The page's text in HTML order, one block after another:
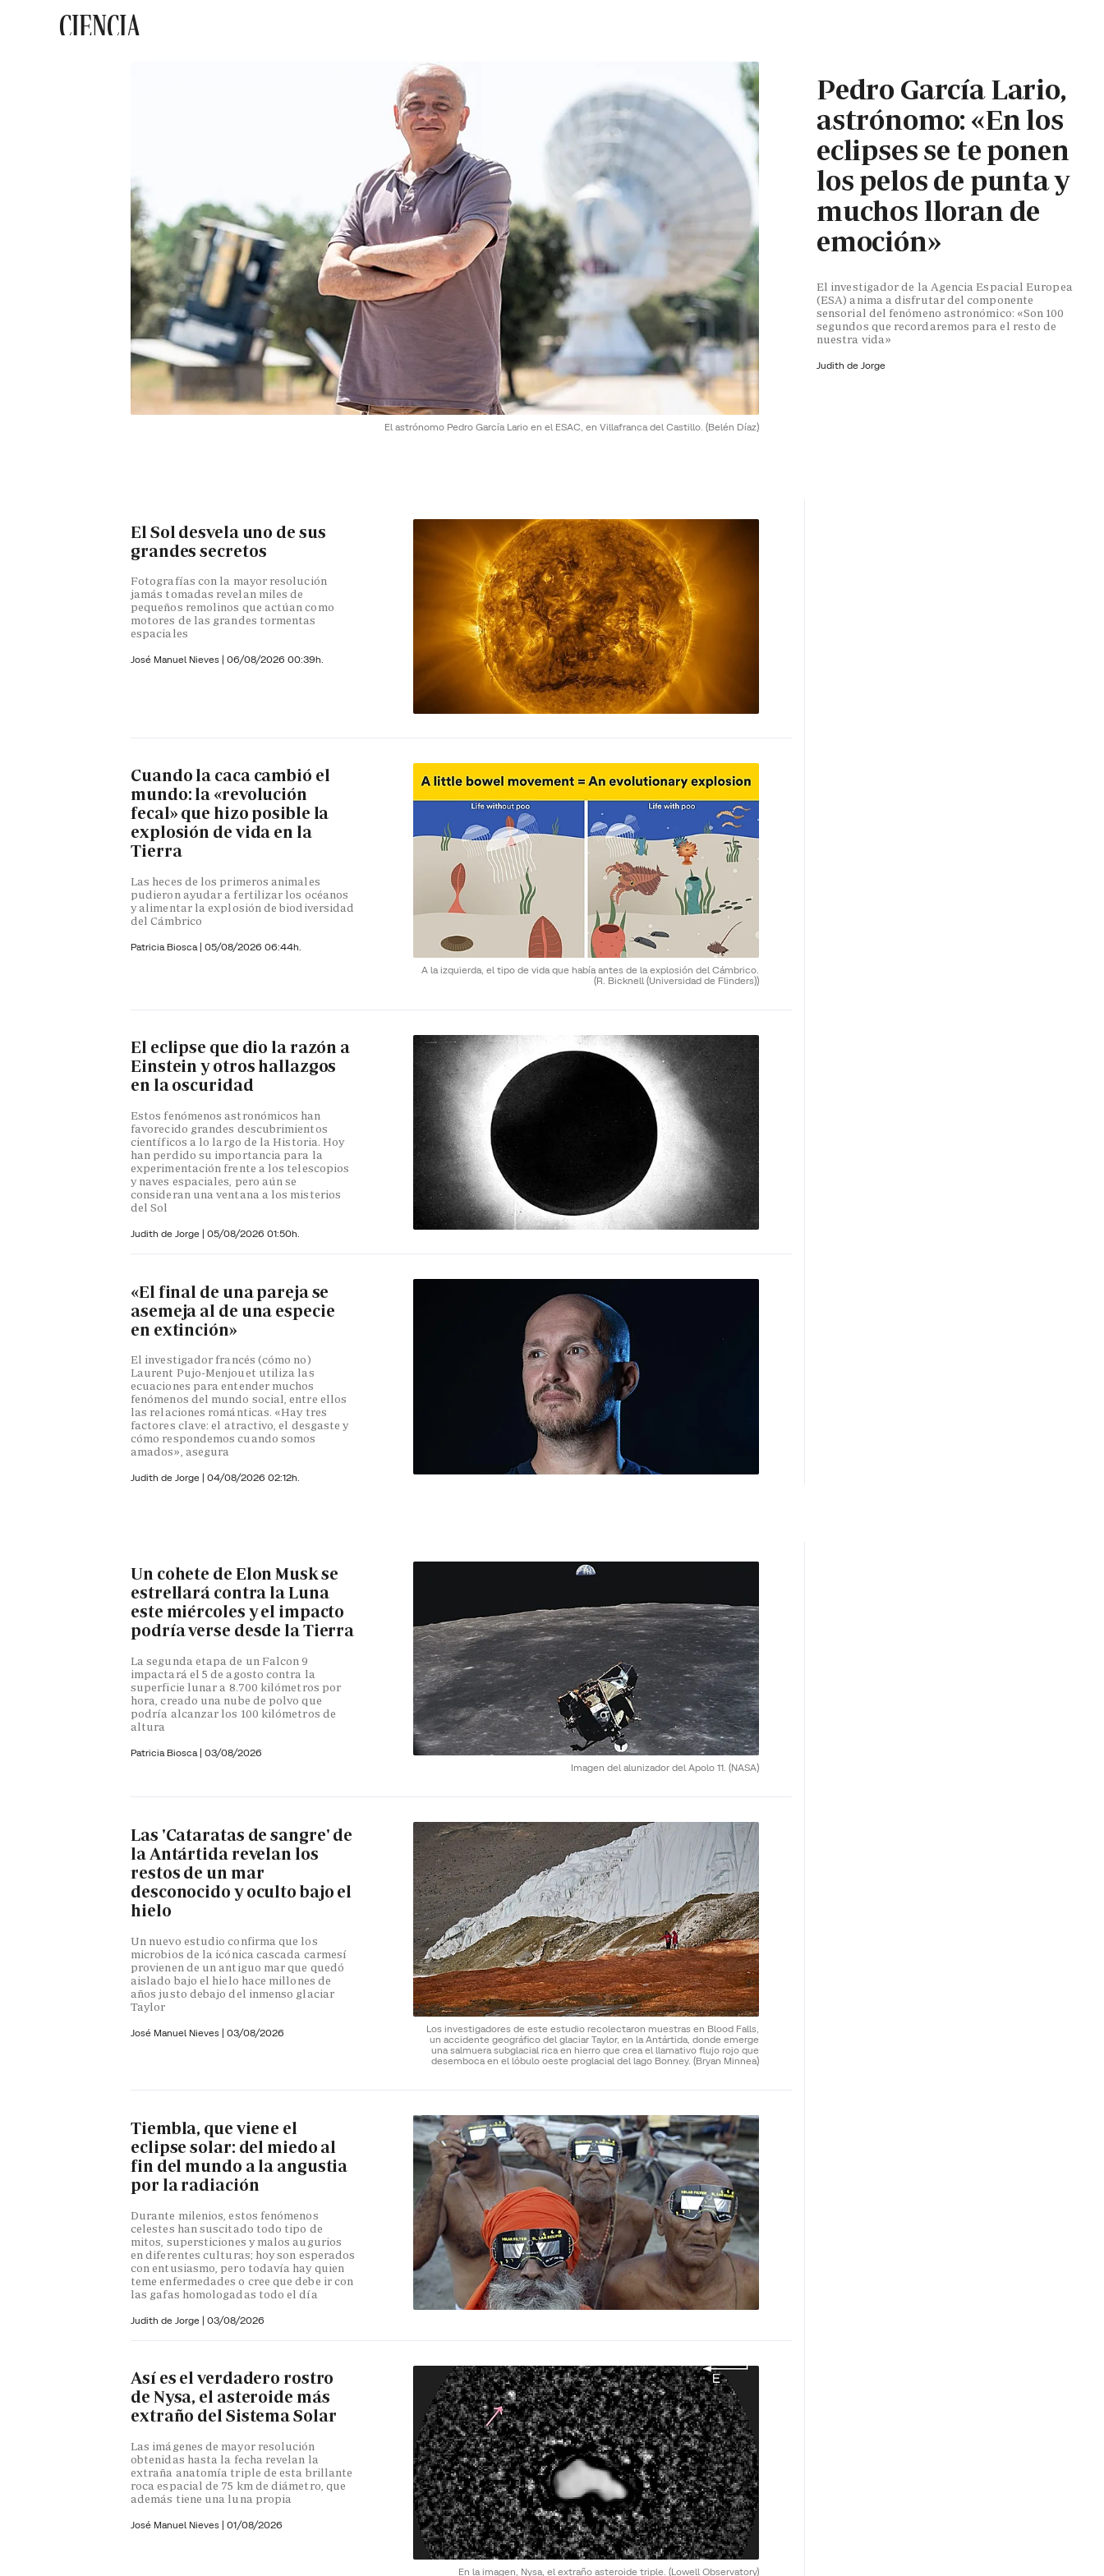
CIENCIA
El astrónomo Pedro García Lario en el ESAC, en Villafranca del Castillo. (Belén Díaz)
Pedro García Lario,
astrónomo: «En los
eclipses se te ponen
los pelos de punta y
muchos lloran de
emoción»
El investigador de la Agencia Espacial Europea
(ESA) anima a disfrutar del componente
sensorial del fenómeno astronómico: «Son 100
segundos que recordaremos para el resto de
nuestra vida»
Judith de Jorge
El Sol desvela uno de sus
grandes secretos
Fotografías con la mayor resolución
jamás tomadas revelan miles de
pequeños remolinos que actúan como
motores de las grandes tormentas
espaciales
José Manuel Nieves | 06/08/2026 00:39h.
A la izquierda, el tipo de vida que había antes de la explosión del Cámbrico.
(R. Bicknell (Universidad de Flinders))
Cuando la caca cambió el
mundo: la «revolución
fecal» que hizo posible la
explosión de vida en la
Tierra
Las heces de los primeros animales
pudieron ayudar a fertilizar los océanos
y alimentar la explosión de biodiversidad
del Cámbrico
Patricia Biosca | 05/08/2026 06:44h.
El eclipse que dio la razón a
Einstein y otros hallazgos
en la oscuridad
Estos fenómenos astronómicos han
favorecido grandes descubrimientos
científicos a lo largo de la Historia. Hoy
han perdido su importancia para la
experimentación frente a los telescopios
y naves espaciales, pero aún se
consideran una ventana a los misterios
del Sol
Judith de Jorge | 05/08/2026 01:50h.
«El final de una pareja se
asemeja al de una especie
en extinción»
El investigador francés (cómo no)
Laurent Pujo-Menjouet utiliza las
ecuaciones para entender muchos
fenómenos del mundo social, entre ellos
las relaciones románticas. «Hay tres
factores clave: el atractivo, el desgaste y
cómo respondemos cuando somos
amados», asegura
Judith de Jorge | 04/08/2026 02:12h.
Imagen del alunizador del Apolo 11. (NASA)
Un cohete de Elon Musk se
estrellará contra la Luna
este miércoles y el impacto
podría verse desde la Tierra
La segunda etapa de un Falcon 9
impactará el 5 de agosto contra la
superficie lunar a 8.700 kilómetros por
hora, creado una nube de polvo que
podría alcanzar los 100 kilómetros de
altura
Patricia Biosca | 03/08/2026
Los investigadores de este estudio recolectaron muestras en Blood Falls,
un accidente geográfico del glaciar Taylor, en la Antártida, donde emerge
una salmuera subglacial rica en hierro que crea el llamativo flujo rojo que
desemboca en el lóbulo oeste proglacial del lago Bonney. (Bryan Minnea)
Las 'Cataratas de sangre' de
la Antártida revelan los
restos de un mar
desconocido y oculto bajo el
hielo
Un nuevo estudio confirma que los
microbios de la icónica cascada carmesí
provienen de un antiguo mar que quedó
aislado bajo el hielo hace millones de
años justo debajo del inmenso glaciar
Taylor
José Manuel Nieves | 03/08/2026
Tiembla, que viene el
eclipse solar: del miedo al
fin del mundo a la angustia
por la radiación
Durante milenios, estos fenómenos
celestes han suscitado todo tipo de
mitos, supersticiones y malos augurios
en diferentes culturas; hoy son esperados
con entusiasmo, pero todavía hay quien
teme enfermedades o cree que debe ir con
las gafas homologadas todo el día
Judith de Jorge | 03/08/2026
En la imagen, Nysa, el extraño asteroide triple. (Lowell Observatory)
Así es el verdadero rostro
de Nysa, el asteroide más
extraño del Sistema Solar
Las imágenes de mayor resolución
obtenidas hasta la fecha revelan la
extraña anatomía triple de esta brillante
roca espacial de 75 km de diámetro, que
además tiene una luna propia
José Manuel Nieves | 01/08/2026